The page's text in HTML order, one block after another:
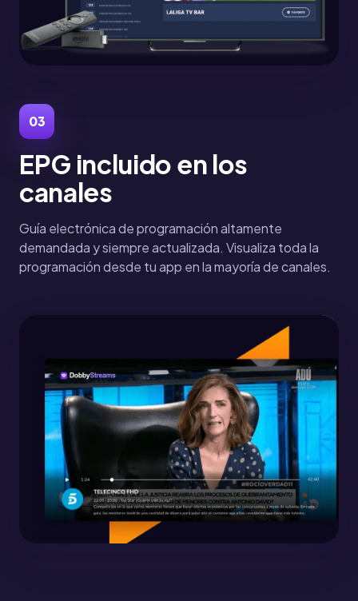
03
EPG incluido en los
canales
Guía electrónica de programación altamente
demandada y siempre actualizada. Visualiza toda la
programación desde tu app en la mayoría de canales.